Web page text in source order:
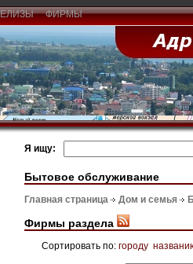
ФИРМЫ
Я ищу:
Бытовое обслуживание
Главная страница Дом и семья
Фирмы раздела
Сортировать по: городу